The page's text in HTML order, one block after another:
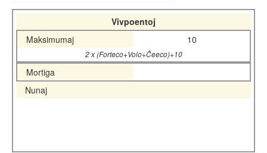
Vivpoentoj
Maksimumaj
10
2 x (Forteco+Volo+Ĉeeco)+10
Mortiga
Nunaj